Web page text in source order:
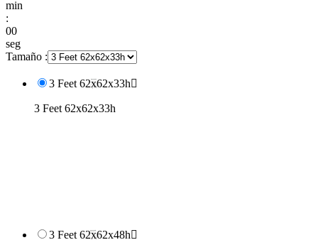
min
:
00
seg
Tamaño :
3 Feet 62x62x33h
3 Feet 62x62x33h
3 Feet 62x62x48h